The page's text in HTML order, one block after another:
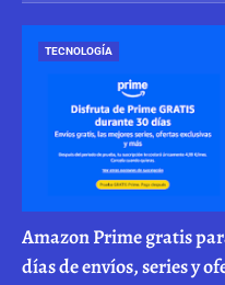
TECNOLOGÍA
Amazon Prime gratis
días de envíos, series y